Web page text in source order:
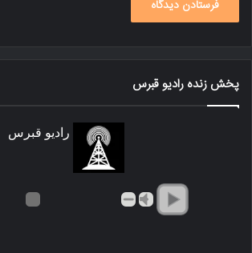
پخش زنده رادیو قبرس
رادیو قبرس